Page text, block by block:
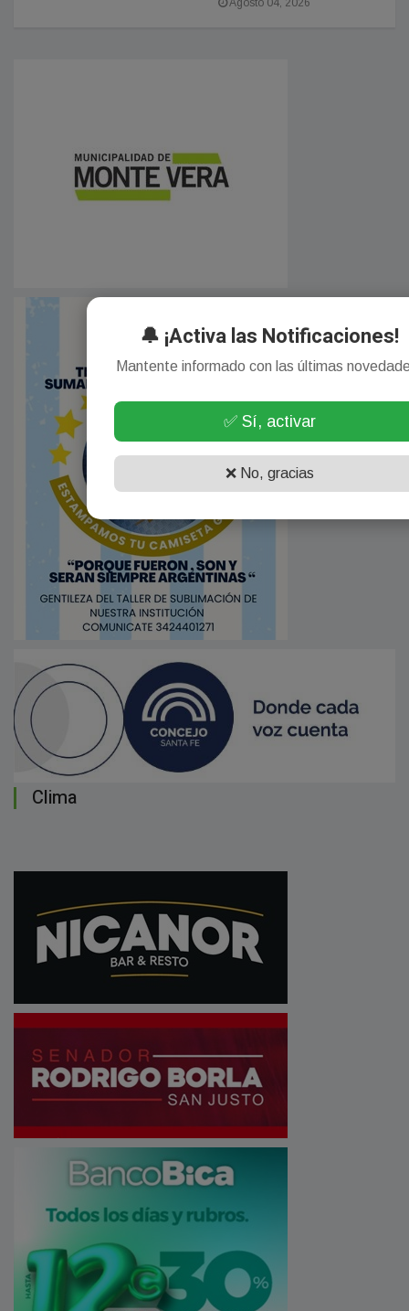
Agosto 04, 2026
Clima
🔔 ¡Activa las Notificaciones!
Mantente informado con las últimas
✅ Sí, activar
❌ No, gracias